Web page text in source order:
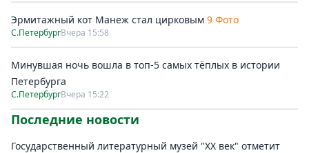
Эрмитажный кот Манеж стал цирковым 9 Фото
С.ПетербургВчера 15:58
Минувшая ночь вошла в топ-5 самых тёплых в истории
Петербурга
С.ПетербургВчера 15:22
Последние новости
Государственный литературный музей "ХХ век" отметит